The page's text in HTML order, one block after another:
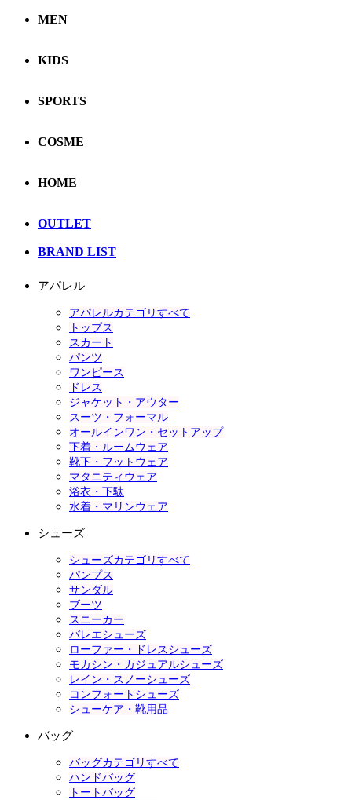
MEN
KIDS
SPORTS
COSME
HOME
OUTLET
BRAND LIST
アパレル
アパレルカテゴリすべて
トップス
スカート
パンツ
ワンピース
ドレス
ジャケット・アウター
スーツ・フォーマル
オールインワン・セットアップ
下着・ルームウェア
靴下・フットウェア
マタニティウェア
浴衣・下駄
水着・マリンウェア
シューズ
シューズカテゴリすべて
パンプス
サンダル
ブーツ
スニーカー
バレエシューズ
ローファー・ドレスシューズ
モカシン・カジュアルシューズ
レイン・スノーシューズ
コンフォートシューズ
シューケア・靴用品
バッグ
バッグカテゴリすべて
ハンドバッグ
トートバッグ